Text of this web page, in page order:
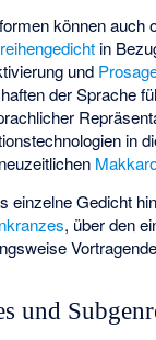
können auch
in
und
der Sprache
in
einzelne Gedicht
, über den
und